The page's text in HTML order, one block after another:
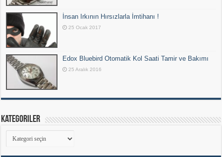
İnsan Irkının Hırsızlarla İmtihanı !
25 Ocak 2017
Edox Bluebird Otomatik Kol Saati Tamir ve Bakımı
25 Aralık 2016
Kategoriler
Kategoriler